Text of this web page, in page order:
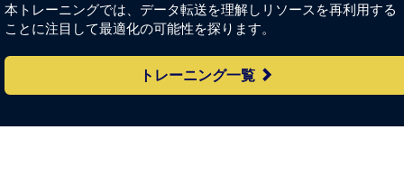
本トレーニングでは、データ転送を理解しリソースを再利用する
ことに注目して最適化の可能性を探ります。
トレーニング一覧